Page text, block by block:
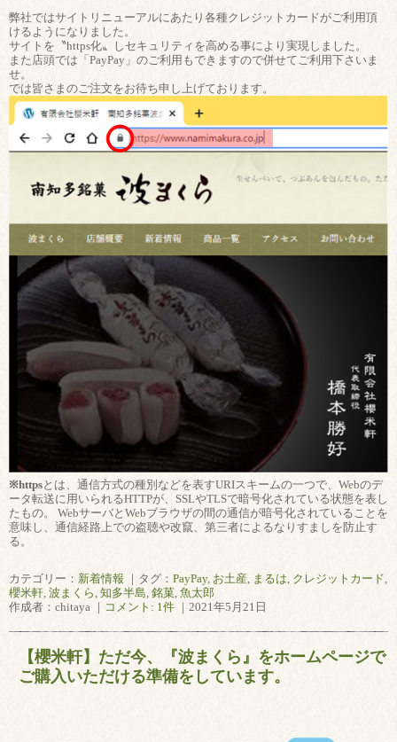
弊社ではサイトリニューアルにあたり各種クレジットカードがご利用頂
けるようになりました。
サイトを〝https化〟しセキュリティを高める事により実現しました。
また店頭では「PayPay」のご利用もできますので併せてご利用下さいま
せ。
では皆さまのご注文をお待ち申し上げております。
※httpsとは、通信方式の種別などを表すURIスキームの一つで、Webのデ
ータ転送に用いられるHTTPが、SSLやTLSで暗号化されている状態を表し
たもの。 WebサーバとWebブラウザの間の通信が暗号化されていることを
意味し、通信経路上での盗聴や改竄、第三者によるなりすましを防止す
る。
カテゴリー： 新着情報 ｜タグ： PayPay, お土産 まるは クレジットカード
櫻米軒 波まくら 知多半島 銘菓 魚太郎
作成者：chitaya ｜ コメント: 1件 ｜2021年5月21日
【櫻米軒】ただ今、『波まくら』をホームページで
ご購入いただける準備をしています。